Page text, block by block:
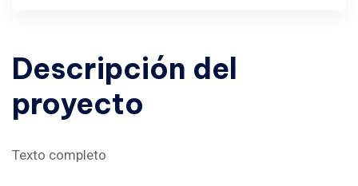
Descripción del
proyecto
Texto completo